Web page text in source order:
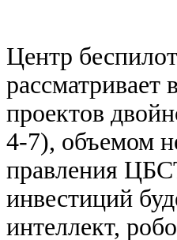
Центр
рассматривает
проектов
4-7), объемом
правления
инвестиций
интеллект,